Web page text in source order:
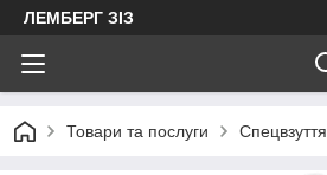
ЛЕМБЕРГ ЗІЗ
Товари та послуги Спецвзуття